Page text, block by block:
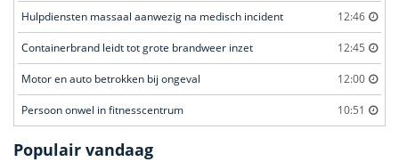
Hulpdiensten massaal aanwezig na medisch incident 12:46
Containerbrand leidt tot grote brandweer inzet 12:45
Motor en auto betrokken bij ongeval 12:00
Persoon onwel in fitnesscentrum 10:51
Populair vandaag